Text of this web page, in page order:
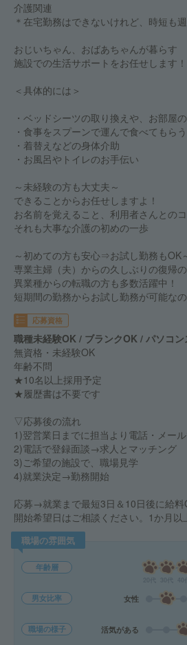
介護関連
＊在宅勤務はできないけれど、時短も
おじいちゃん、おばあちゃんが暮らす
施設での生活サポートをお任せします！
＜具体的には＞
・ベッドシーツの取り換えや、お部屋
・食事をスプーンで運んで食べてもらう
・着替えなどの身体介助
・お風呂やトイレのお手伝い
～未経験の方も大丈夫～
できることからお任せしますよ！
お名前を覚えること、利用者さんとの
それも大事な介護の初めの一歩
～初めての方も安心⇒お試し勤務もOK
専業主婦（夫）からの久しぶりの復帰
異業種からの転職の方も多数活躍中！
短期間の勤務からお試し勤務が可能なの
応募資格
職種未経験OK / ブランクOK / パソコ
無資格・未経験OK
年齢不問
★10名以上採用予定
★履歴書は不要です
▽応募後の流れ
1)翌営業日までに担当より電話・メー
2)電話で登録面談→求人とマッチング
3)ご希望の施設で、職場見学
4)就業決定→勤務開始
応募→就業まで最短3日＆10日後に給料
開始希望日はご相談ください。1か月以
職場の雰囲気
年齢層
男女比率 女性
職場の様子 活気がある